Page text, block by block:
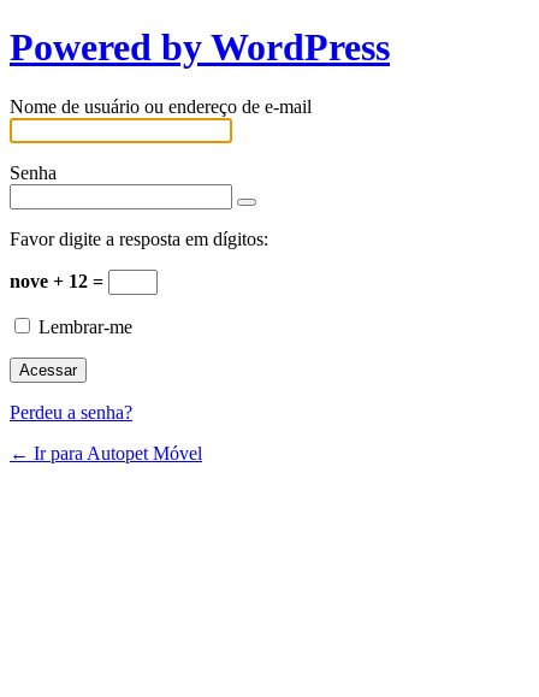
Powered by WordPress
Nome de usuário ou endereço de e-mail
Senha
Favor digite a resposta em dígitos:
nove + 12 =
Lembrar-me
Perdeu a senha?
← Ir para Autopet Móvel